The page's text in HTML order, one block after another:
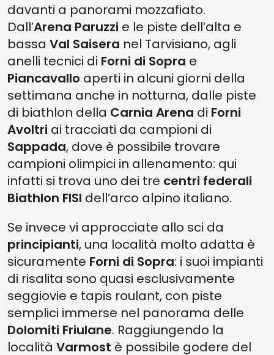
davanti a panorami mozzafiato.
Dall’Arena Paruzzi e le piste dell’alta e
bassa Val Saisera nel Tarvisiano, agli
anelli tecnici di Forni di Sopra e
Piancavallo aperti in alcuni giorni della
settimana anche in notturna, dalle piste
di biathlon della Carnia Arena di Forni
Avoltri ai tracciati da campioni di
Sappada, dove è possibile trovare
campioni olimpici in allenamento: qui
infatti si trova uno dei tre centri federali
Biathlon FISI dell’arco alpino italiano.
Se invece vi approcciate allo sci da
principianti, una località molto adatta è
sicuramente Forni di Sopra: i suoi impianti
di risalita sono quasi esclusivamente
seggiovie e tapis roulant, con piste
semplici immerse nel panorama delle
Dolomiti Friulane. Raggiungendo la
località Varmost è possibile godere del